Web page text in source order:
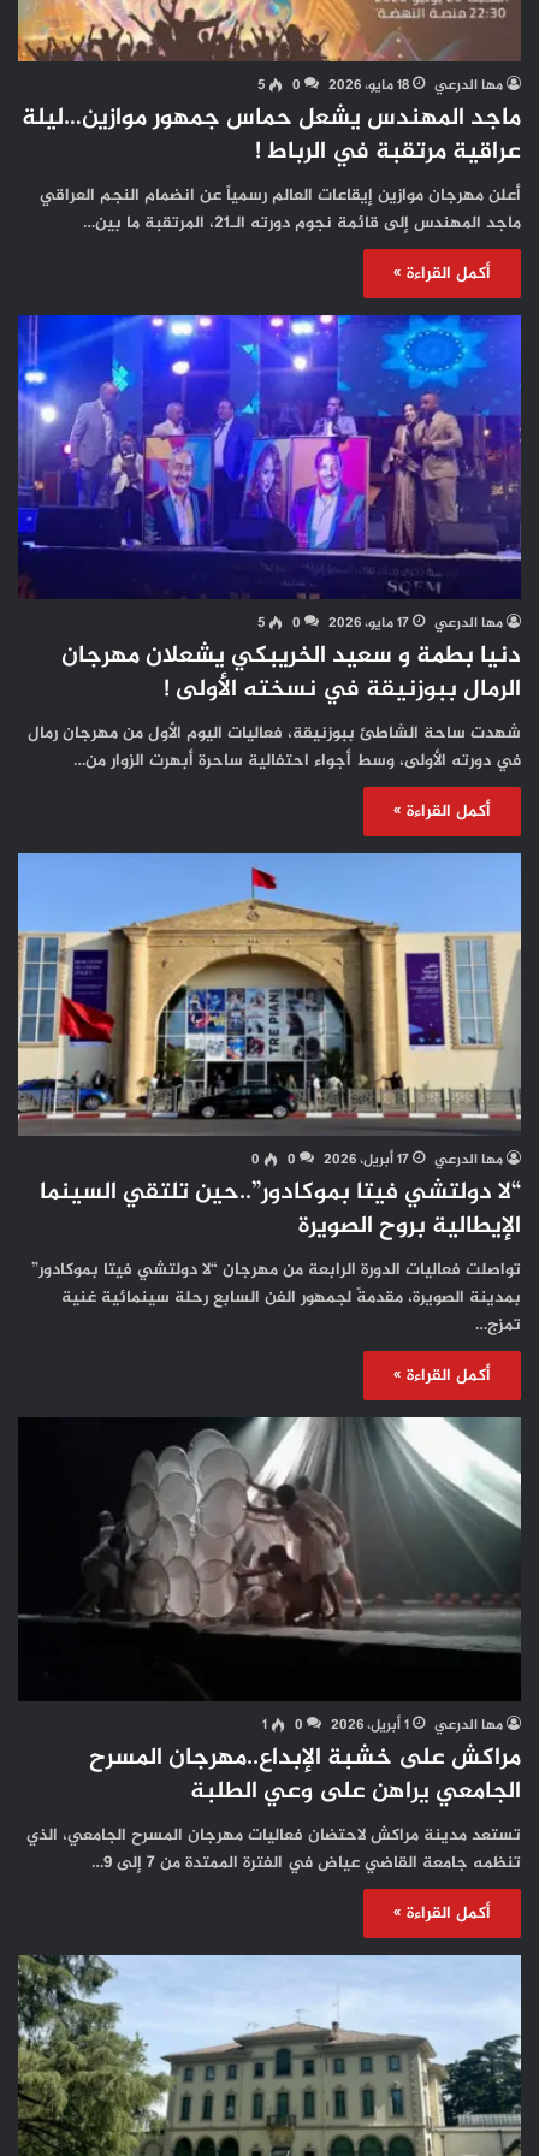
مها الدرعي 18 مايو، 2026 0
5
ماجد المهندس يشعل حماس جمهور موازين…ليلة
عراقية مرتقبة في الرباط !
أعلن مهرجان موازين إيقاعات العالم رسمياً عن انضمام النجم العراقي
ماجد المهندس إلى قائمة نجوم دورته الـ21، المرتقبة ما بين…
أكمل القراءة »
مها الدرعي 17 مايو، 2026 0
5
دنيا بطمة و سعيد الخريبكي يشعلان مهرجان
الرمال ببوزنيقة في نسخته الأولى !
شهدت ساحة الشاطئ ببوزنيقة، فعاليات اليوم الأول من مهرجان رمال
في دورته الأولى، وسط أجواء احتفالية ساحرة أبهرت الزوار من…
أكمل القراءة »
مها الدرعي 17 أبريل، 2026 0
0
“لا دولتشي فيتا بموكادور”..حين تلتقي السينما
الإيطالية بروح الصويرة
تواصلت فعاليات الدورة الرابعة من مهرجان “لا دولتشي فيتا بموكادور”
بمدينة الصويرة، مقدمةً لجمهور الفن السابع رحلة سينمائية غنية
تمزج…
أكمل القراءة »
مها الدرعي 1 أبريل، 2026 0
1
مراكش على خشبة الإبداع..مهرجان المسرح
الجامعي يراهن على وعي الطلبة
تستعد مدينة مراكش لاحتضان فعاليات مهرجان المسرح الجامعي، الذي
تنظمه جامعة القاضي عياض في الفترة الممتدة من 7 إلى 9…
أكمل القراءة »